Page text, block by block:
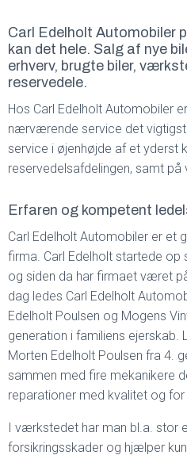
Carl Edelholt Automobiler
kan det hele. Salg af nye
erhverv, brugte biler,
reservedele.
Hos Carl Edelholt Automobiler
nærværende service det
service i øjenhøjde af et yderst
reservedelsafdelingen, samt
Erfaren og kompetent
Carl Edelholt Automobiler er et
firma. Carl Edelholt startede op
og siden da har firmaet været
dag ledes Carl Edelholt
Edelholt Poulsen og Mogens
generation i familiens
Morten Edelholt Poulsen fra 4.
sammen med fire mekanikere
reparationer med kvalitet og
I værkstedet har man bl.a. stor
forsikringsskader og hjælper